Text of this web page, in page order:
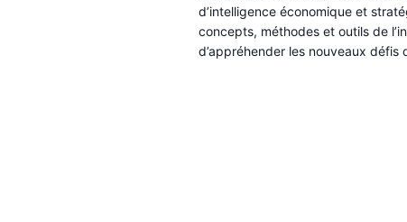
d’intelligence économique et
concepts, méthodes et outils de
d’appréhender les nouveaux défis